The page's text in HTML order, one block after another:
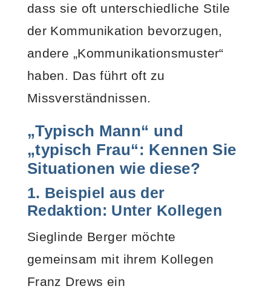
dass sie oft unterschiedliche Stile
der Kommunikation bevorzugen,
andere „Kommunikationsmuster“
haben. Das führt oft zu
Missverständnissen.
„Typisch Mann“ und
„typisch Frau“: Kennen Sie
Situationen wie diese?
1. Beispiel aus der
Redaktion: Unter Kollegen
Sieglinde Berger möchte
gemeinsam mit ihrem Kollegen
Franz Drews ein